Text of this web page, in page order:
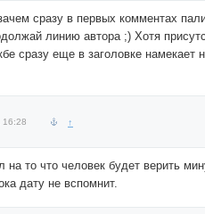
сразу в первых комментах
линию автора ;) Хотя
сразу еще в заголовке намекает
16:28 ↑
на то что человек будет верить
дату не вспомнит.